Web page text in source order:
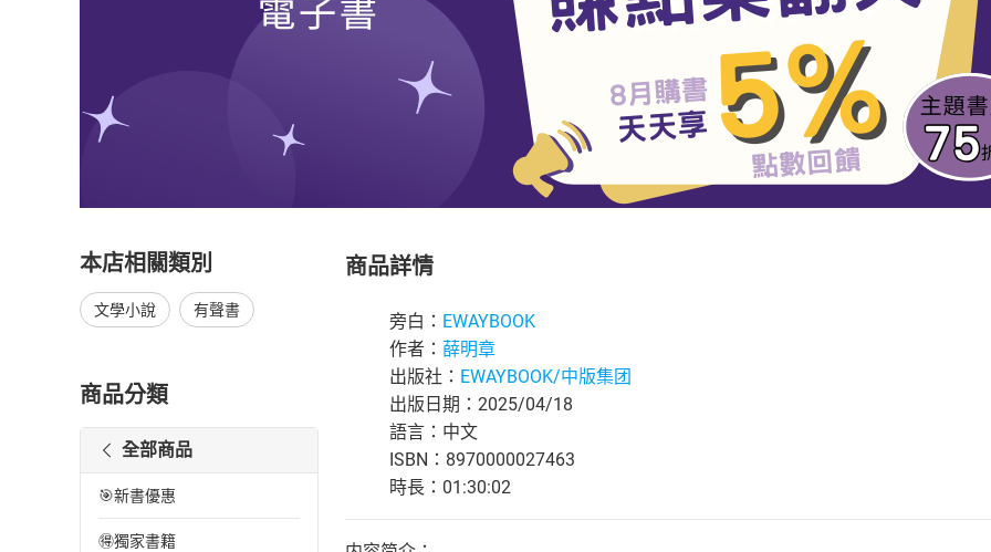
本店相關類別
文學小說 有聲書
商品分類
全部商品
🎯新書優惠
🉐獨家書籍
商品詳情
旁白： EWAYBOOK
作者： 薛明章
出版社： EWAYBOOK/中版集团
出版日期：2025/04/18
語言：中文
ISBN：8970000027463
時長：01:30:02